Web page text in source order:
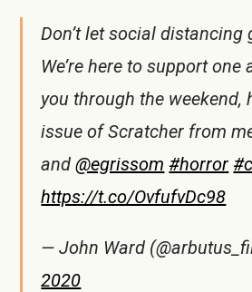
Don’t let social distancing
We’re here to support one
you through the weekend,
issue of Scratcher from
and@egrissom #horror
https://t.co/OvfufvDc98
— John Ward
2020